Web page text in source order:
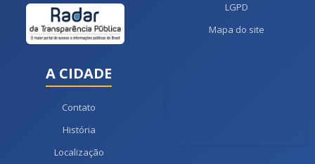
LGPD
Mapa do site
A CIDADE
Contato
História
Localização